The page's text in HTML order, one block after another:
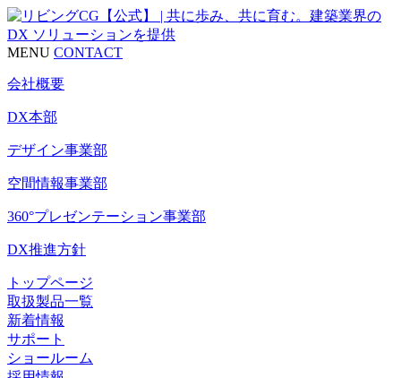
MENU CONTACT
会社概要
DX本部
デザイン事業部
空間情報事業部
360°プレゼンテーション事業部
DX推進方針
トップページ
取扱製品一覧
新着情報
サポート
ショールーム